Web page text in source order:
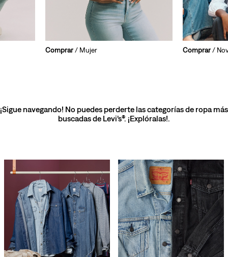
Comprar/ Mujer Comprar/
¡Sigue navegando! No puedes perderte las categorías de ropa más
buscadas de Levi’s®. ¡Explóralas!.